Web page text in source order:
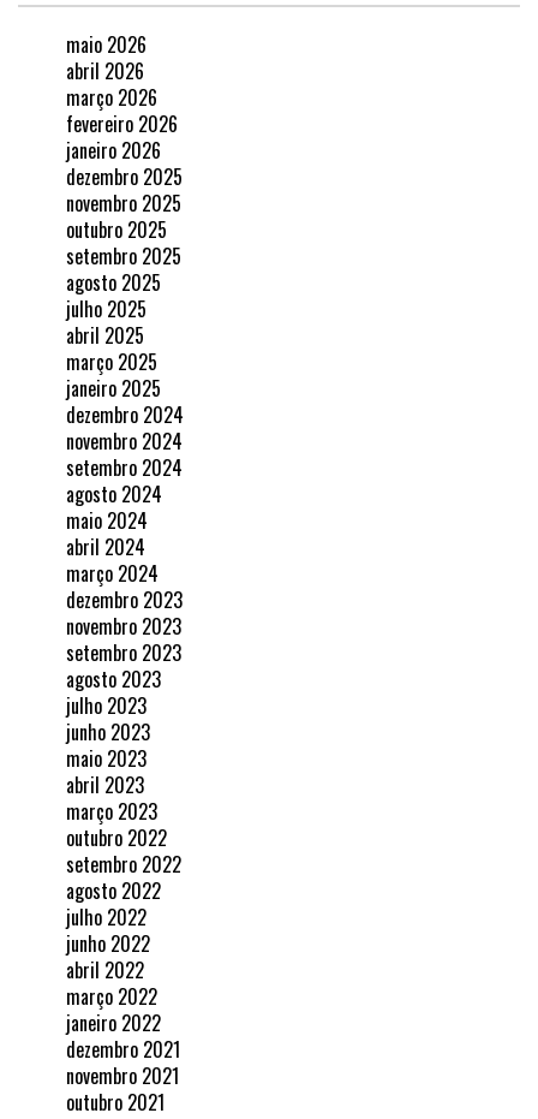
maio 2026
abril 2026
março 2026
fevereiro 2026
janeiro 2026
dezembro 2025
novembro 2025
outubro 2025
setembro 2025
agosto 2025
julho 2025
abril 2025
março 2025
janeiro 2025
dezembro 2024
novembro 2024
setembro 2024
agosto 2024
maio 2024
abril 2024
março 2024
dezembro 2023
novembro 2023
setembro 2023
agosto 2023
julho 2023
junho 2023
maio 2023
abril 2023
março 2023
outubro 2022
setembro 2022
agosto 2022
julho 2022
junho 2022
abril 2022
março 2022
janeiro 2022
dezembro 2021
novembro 2021
outubro 2021